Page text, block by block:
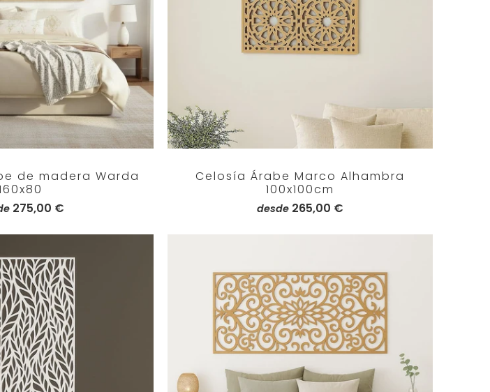
de madera Warda
275,00 €
Celosía Árabe Marco Alhambra
100x100cm
desde 265,00 €